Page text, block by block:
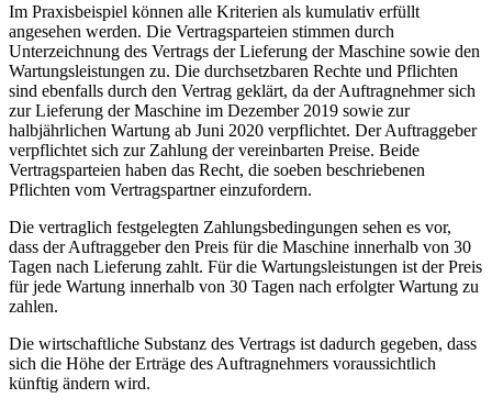
Im Praxisbeispiel können alle Kriterien als kumulativ erfüllt
angesehen werden. Die Vertragsparteien stimmen durch
Unterzeichnung des Vertrags der Lieferung der Maschine sowie den
Wartungsleistungen zu. Die durchsetzbaren Rechte und Pflichten
sind ebenfalls durch den Vertrag geklärt, da der Auftragnehmer sich
zur Lieferung der Maschine im Dezember 2019 sowie zur
halbjährlichen Wartung ab Juni 2020 verpflichtet. Der Auftraggeber
verpflichtet sich zur Zahlung der vereinbarten Preise. Beide
Vertragsparteien haben das Recht, die soeben beschriebenen
Pflichten vom Vertragspartner einzufordern.
Die vertraglich festgelegten Zahlungsbedingungen sehen es vor,
dass der Auftraggeber den Preis für die Maschine innerhalb von 30
Tagen nach Lieferung zahlt. Für die Wartungsleistungen ist der Preis
für jede Wartung innerhalb von 30 Tagen nach erfolgter Wartung zu
zahlen.
Die wirtschaftliche Substanz des Vertrags ist dadurch gegeben, dass
sich die Höhe der Erträge des Auftragnehmers voraussichtlich
künftig ändern wird.